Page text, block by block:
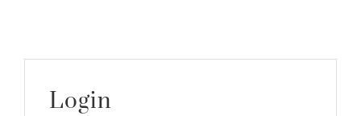
Login